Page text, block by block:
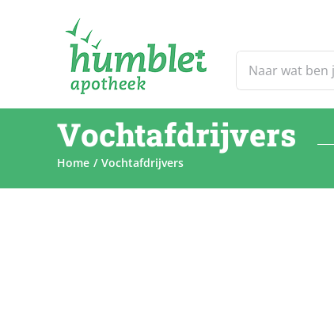
naar:
Vochtafdrijvers
Home Vochtafdrijvers